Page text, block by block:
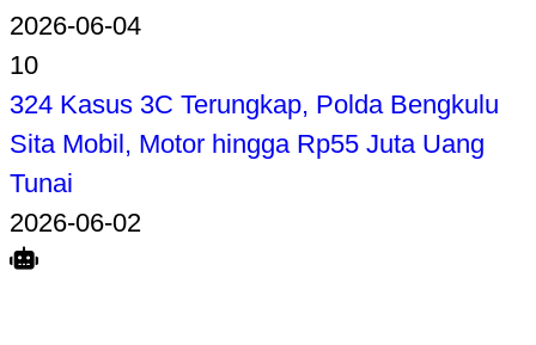
2026-06-04
10
324 Kasus 3C Terungkap, Polda Bengkulu
Sita Mobil, Motor hingga Rp55 Juta Uang
Tunai
2026-06-02